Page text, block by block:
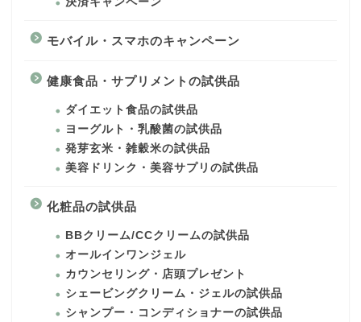
モバイル・スマホのキャンペーン
健康食品・サプリメントの試供品
ダイエット食品の試供品
ヨーグルト・乳酸菌の試供品
発芽玄米・雑穀米の試供品
美容ドリンク・美容サプリの試供品
化粧品の試供品
BBクリーム/CCクリームの試供品
オールインワンジェル
カウンセリング・店頭プレゼント
シェービングクリーム・ジェルの試供品
シャンプー・コンディショナーの試供品